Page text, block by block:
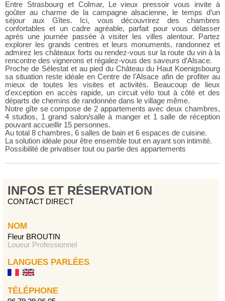
Entre Strasbourg et Colmar, Le vieux pressoir vous invite à
goûter au charme de la campagne alsacienne, le temps d’un
séjour aux Gîtes. Ici, vous découvrirez des chambres
confortables et un cadre agréable, parfait pour vous délasser
après une journée passée à visiter les villes alentour. Partez
explorer les grands centres et leurs monuments, randonnez et
admirez les châteaux forts ou rendez-vous sur la route du vin à la
rencontre des vignerons et régalez-vous des saveurs d’Alsace.
Proche de Sélestat et au pied du Château du Haut Koenigsbourg
sa situation reste idéale en Centre de l'Alsace afin de profiter au
mieux de toutes les visites et activités. Beaucoup de lieux
d'exception en accès rapide, un circuit vélo tout à côté et des
départs de chemins de randonnée dans le village même.
Notre gîte se compose de 2 appartements avec deux chambres,
4 studios, 1 grand salon/salle à manger et 1 salle de réception
pouvant accueillir 15 personnes.
Au total 8 chambres, 6 salles de bain et 6 espaces de cuisine.
La solution idéale pour être ensemble tout en ayant son intimité.
Possibilité de privatiser tout ou partie des appartements
INFOS ET RÉSERVATION
CONTACT DIRECT
NOM
Fleur BROUTIN
Loueur Professionnel
LANGUES PARLÉES
TÉLÉPHONE